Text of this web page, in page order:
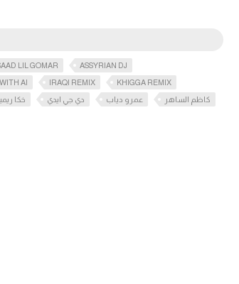
LIL GOMAR
ASSYRIAN DJ
AI IRAQI REMIX
KHIGGA REMIX
خكا دي جي ايدي عمرو دياب
كاظم الساهر